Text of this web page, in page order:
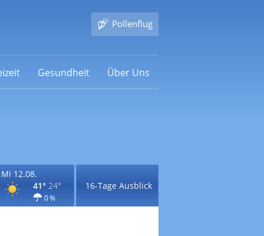
Pollenflug
Gesundheit Über Uns
Mi 12.08.
41° 24°
0 %
16-Tage Ausblick